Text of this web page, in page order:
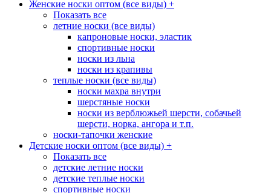
Женские носки оптом (все виды) +
Показать все
летние носки (все виды)
капроновые носки, эластик
спортивные носки
носки из льна
носки из крапивы
теплые носки (все виды)
носки махра внутри
шерстяные носки
носки из верблюжьей шерсти, собачьей
шерсти, норка, ангора и т.п.
носки-тапочки женские
Детские носки оптом (все виды) +
Показать все
детские летние носки
детские теплые носки
спортивные носки